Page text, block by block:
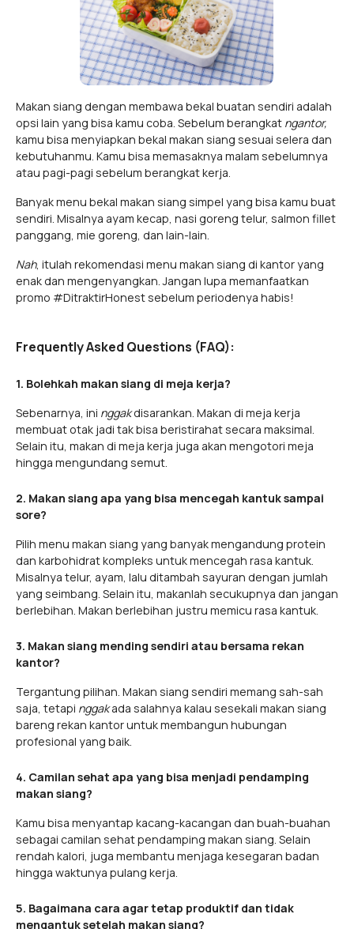
Makan siang dengan membawa bekal buatan sendiri adalah
opsi lain yang bisa kamu coba. Sebelum berangkat ngantor,
kamu bisa menyiapkan bekal makan siang sesuai selera dan
kebutuhanmu. Kamu bisa memasaknya malam sebelumnya
atau pagi-pagi sebelum berangkat kerja.
Banyak menu bekal makan siang simpel yang bisa kamu buat
sendiri. Misalnya ayam kecap, nasi goreng telur, salmon fillet
panggang, mie goreng, dan lain-lain.
Nah, itulah rekomendasi menu makan siang di kantor yang
enak dan mengenyangkan. Jangan lupa memanfaatkan
promo #DitraktirHonest sebelum periodenya habis!
Frequently Asked Questions (FAQ):
1. Bolehkah makan siang di meja kerja?
Sebenarnya, ini nggakdisarankan. Makan di meja kerja
membuat otak jadi tak bisa beristirahat secara maksimal.
Selain itu, makan di meja kerja juga akan mengotori meja
hingga mengundang semut.
2. Makan siang apa yang bisa mencegah kantuk sampai
sore?
Pilih menu makan siang yang banyak mengandung protein
dan karbohidrat kompleks untuk mencegah rasa kantuk.
Misalnya telur, ayam, lalu ditambah sayuran dengan jumlah
yang seimbang. Selain itu, makanlah secukupnya dan jangan
berlebihan. Makan berlebihan justru memicu rasa kantuk.
3. Makan siang mending sendiri atau bersama rekan
kantor?
Tergantung pilihan. Makan siang sendiri memang sah-sah
saja, tetapi nggakada salahnya kalau sesekali makan siang
bareng rekan kantor untuk membangun hubungan
profesional yang baik.
4. Camilan sehat apa yang bisa menjadi pendamping
makan siang?
Kamu bisa menyantap kacang-kacangan dan buah-buahan
sebagai camilan sehat pendamping makan siang. Selain
rendah kalori, juga membantu menjaga kesegaran badan
hingga waktunya pulang kerja.
5. Bagaimana cara agar tetap produktif dan tidak
mengantuk setelah makan siang?